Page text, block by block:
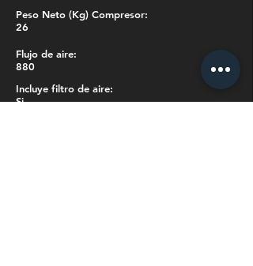
Peso Neto (Kg) Compresor:
26
Flujo de aire:
880
Incluye filtro de aire:
Si